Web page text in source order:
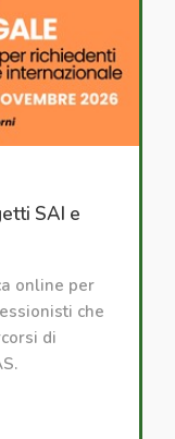
SAI e
online per
che
di